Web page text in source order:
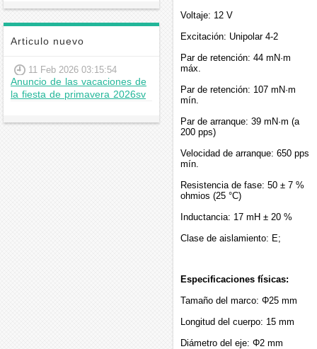
Articulo nuevo
11 Feb 2026 03:15:54
Anuncio de las vacaciones de
la fiesta de primavera 2026sv
Voltaje: 12 V
Excitación: Unipolar 4-2
Par de retención: 44 mN·m
máx.
Par de retención: 107 mN·m
mín.
Par de arranque: 39 mN·m (a
200 pps)
Velocidad de arranque: 650 pps
mín.
Resistencia de fase: 50 ± 7 %
ohmios (25 °C)
Inductancia: 17 mH ± 20 %
Clase de aislamiento: E;
Especificaciones físicas:
Tamaño del marco: Φ25 mm
Longitud del cuerpo: 15 mm
Diámetro del eje: Φ2 mm